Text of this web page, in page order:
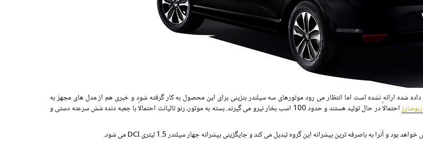
شده ارائه نشده است اما انتظار می رود موتورهای سه سیلندر بنزینی برای این محصول به کار گرفته شود و خبری هم از مدل های مجهز به
احتمالاً در حال تولید هستند و حدود 100 اسب بخار نیرو می گیرند. بسته به موتور، رنو تالیانت احتمالاً با جعبه دنده شش سرعته دستی و